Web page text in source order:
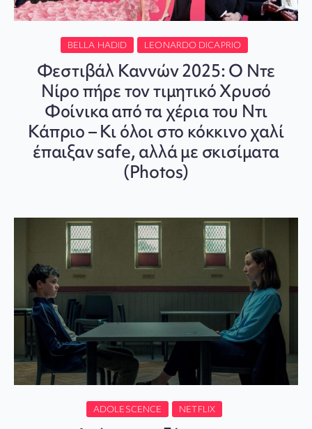
BELLA HADID LEONARDO DICAPRIO
Φεστιβάλ Καννών 2025: Ο Ντε
Νίρο πήρε τον τιμητικό Χρυσό
Φοίνικα από τα χέρια του Ντι
Κάπριο – Κι όλοι στο κόκκινο χαλί
έπαιξαν safe, αλλά με σκισίματα
(Photos)
ADOLESCENCE NETFLIX